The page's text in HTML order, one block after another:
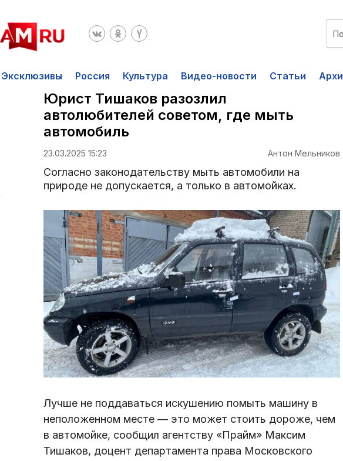
Эксклюзивы Россия Культура Видео-новости Статьи
Юрист Тишаков разозлил
автолюбителей советом, где мыть
автомобиль
23.03.2025 15:23 Антон Мельников
Согласно законодательству мыть автомобили на
природе не допускается, а только в автомойках.
Лучше не поддаваться искушению помыть машину в
неположенном месте — это может стоить дороже, чем
в автомойке, сообщил агентству «Прайм» Максим
Тишаков, доцент департамента права Московского